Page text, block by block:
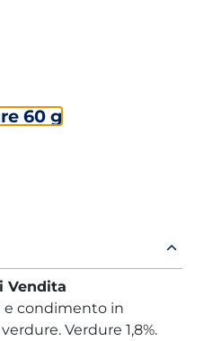
60 g
Vendita
e condimento in
Verdure 1,8%.